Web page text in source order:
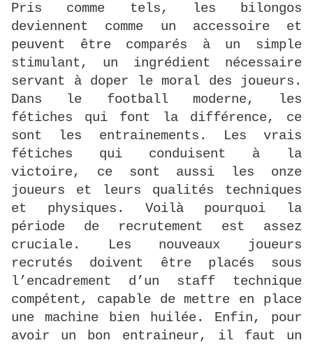
Pris comme tels, les bilongos
deviennent comme un accessoire et
peuvent être comparés à un simple
stimulant, un ingrédient nécessaire
servant à doper le moral des joueurs.
Dans le football moderne, les
fétiches qui font la différence, ce
sont les entrainements. Les vrais
fétiches qui conduisent à la
victoire, ce sont aussi les onze
joueurs et leurs qualités techniques
et physiques. Voilà pourquoi la
période de recrutement est assez
cruciale. Les nouveaux joueurs
recrutés doivent être placés sous
l’encadrement d’un staff technique
compétent, capable de mettre en place
une machine bien huilée. Enfin, pour
avoir un bon entraineur, il faut un